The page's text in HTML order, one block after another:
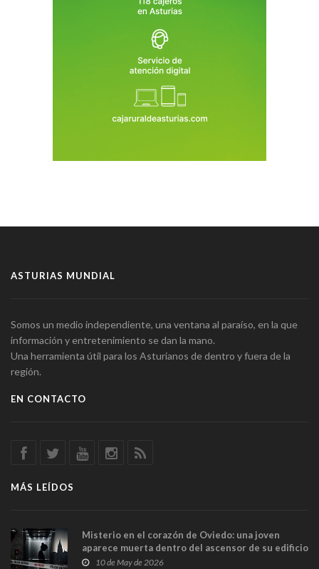
ASTURIAS MUNDIAL
Somos un medio independiente, una ventana al paraíso, en la que
información y entretenimiento se dan la mano.
Una herramienta útil para los Asturianos de dentro y fuera de la
región.
EN CONTACTO
MÁS LEÍDOS
Misterio en el corazón de Oviedo: una joven
aparece muerta dentro del ascensor de su edificio
y las cámaras captan sus últimos minutos
10 de May de 2026